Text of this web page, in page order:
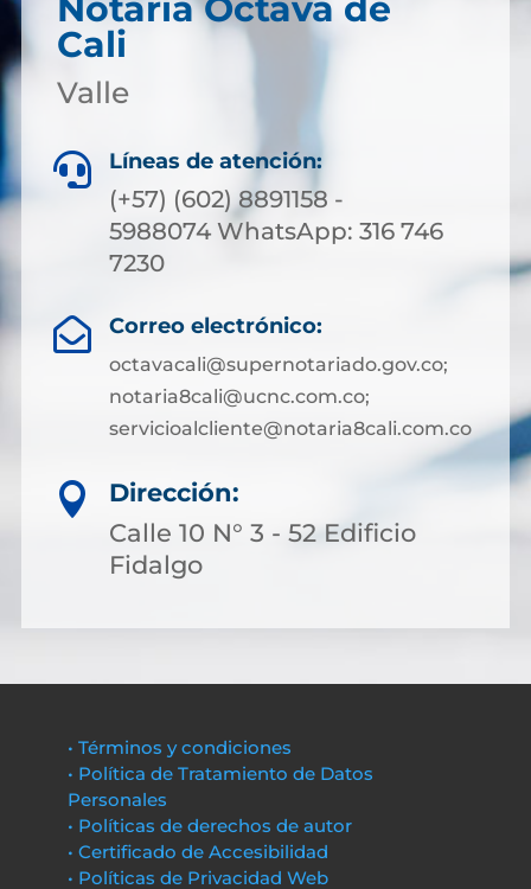
Cali
Valle
 Líneas de atención:
(+57) (602) 8891158 -
5988074 WhatsApp: 316 746
7230
 Correo electrónico:
octavacali@supernotariado.gov.co;
notaria8cali@ucnc.com.co;
servicioalcliente@notaria8cali.com.co

Dirección:
Calle 10 N° 3 - 52 Edificio
Fidalgo
• Términos y condiciones
• Política de Tratamiento de Datos
Personales
• Políticas de derechos de autor
• Certificado de Accesibilidad
• Políticas de Privacidad Web